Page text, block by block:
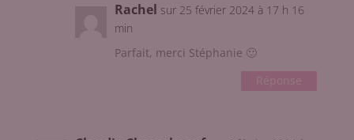
Rachel sur 25 février 2024 à 17 h 16
min
Parfait, merci Stéphanie 🙂
Réponse